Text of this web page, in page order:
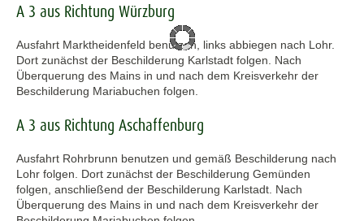
A 3 aus Richtung Würzburg
Ausfahrt Marktheidenfeld benutzen, links abbiegen nach Lohr.
Dort zunächst der Beschilderung Karlstadt folgen. Nach
Überquerung des Mains in und nach dem Kreisverkehr der
Beschilderung Mariabuchen folgen.
A 3 aus Richtung Aschaffenburg
Ausfahrt Rohrbrunn benutzen und gemäß Beschilderung nach
Lohr folgen. Dort zunächst der Beschilderung Gemünden
folgen, anschließend der Beschilderung Karlstadt. Nach
Überquerung des Mains in und nach dem Kreisverkehr der